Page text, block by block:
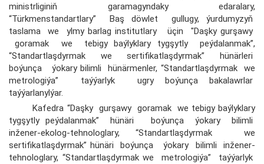
ministrliginiň garamagyndaky edaralary,
“Türkmenstandartlary” Baş döwlet gullugy, ýurdumyzyň
taslama we ylmy barlag institutlary üçin "Daşky gurşawy
goramak we tebigy baýlyklary tygşytly peýdalanmak”,
“Standartlaşdyrmak we sertifikatlaşdyrmak” hünärleri
boýunça ýokary bilimli hünärmenler, “Standartlaşdyrmak we
metrologiýa” taýýarlyk ugry boýunça bakalawrlar
taýýarlanylýar.
Kafedra “Daşky gurşawy goramak we tebigy baýlyklary
tygşytly peýdalanmak” hünäri boýunça ýokary bilimli
inžener-ekolog-tehnologlary, “Standartlaşdyrmak we
sertifikatlaşdyrmak” hünäri boýunça ýokary bilimli inžener-
tehnologlary, “Standartlaşdyrmak we metrologiýa” taýýarlyk